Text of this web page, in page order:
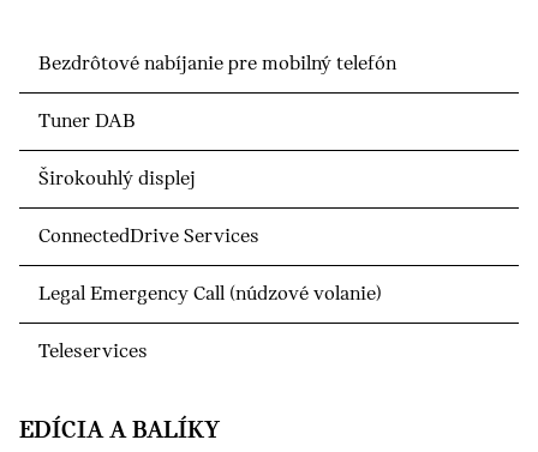
Bezdrôtové nabíjanie pre mobilný telefón
Tuner DAB
Širokouhlý displej
ConnectedDrive Services
Legal Emergency Call (núdzové volanie)
Teleservices
EDÍCIA A BALÍKY